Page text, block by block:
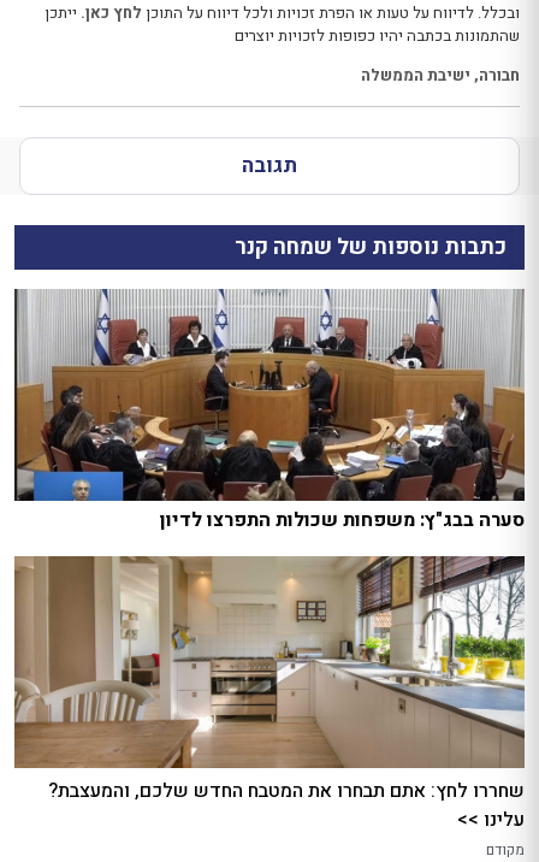
ובכלל. לדיווח על טעות או הפרת זכויות ולכל דיווח על התוכן לחץ כאן. ייתכן
שהתמונות בכתבה יהיו כפופות לזכויות יוצרים
חבורה, ישיבת הממשלה
תגובה
כתבות נוספות של שמחה קנר
סערה בבג"ץ: משפחות שכולות התפרצו לדיון
שחררו לחץ: אתם תבחרו את המטבח החדש שלכם, והמעצבת?
עלינו >>
מקודם